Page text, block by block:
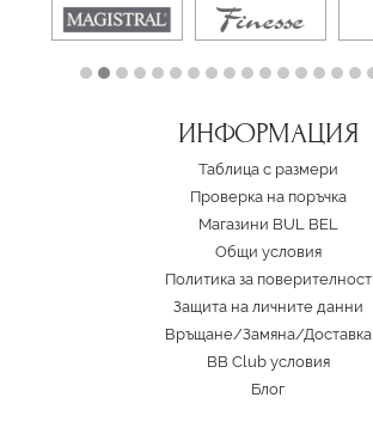
ИНФОРМАЦИЯ
Таблица с размери
Проверка на поръчка
Магазини BUL BEL
Oбщи условия
Политика за поверителност
Защита на личните данни
Връщане/Замяна/Доставка
BB Club условия
Блог